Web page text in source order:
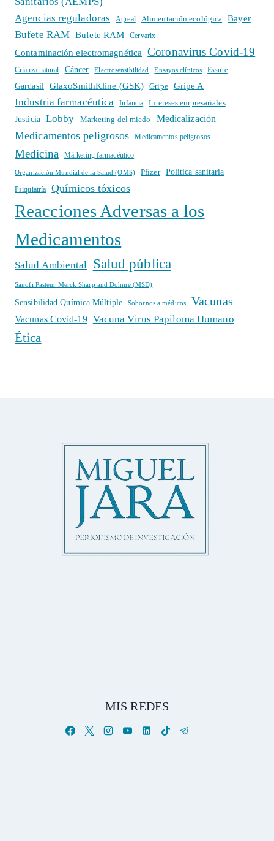
Agencias reguladoras
Agreal Alimentación ecológica Bayer
Bufete RAM Bufete RAM Cervarix
Contaminación electromagnética Coronavirus Covid-19
Crianza natural Cáncer Electrosensibilidad Ensayos clínicos Essure
Gardasil GlaxoSmithKline (GSK) Gripe Gripe A
Industria farmacéutica Infancia
Intereses empresariales
Justicia
Lobby Marketing del miedo Medicalización
Medicamentos peligrosos Medicamentos peligrosos
Medicina Márketing farmacéutico
Organización Mundial de la Salud (OMS) Pfizer Política sanitaria
Psiquiatría Químicos tóxicos
Reacciones Adversas a los
Medicamentos
Salud Ambiental Salud pública
Sanofi Pasteur Merck Sharp and Dohme (MSD)
Sensibilidad Química Múltiple Sobornos a médicos Vacunas
Vacunas Covid-19 Vacuna Virus Papiloma Humano
Ética
MIS REDES